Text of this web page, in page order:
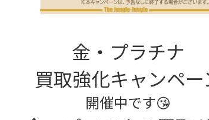
金・プラチナ
買取強化キャンペー
開催中です😘